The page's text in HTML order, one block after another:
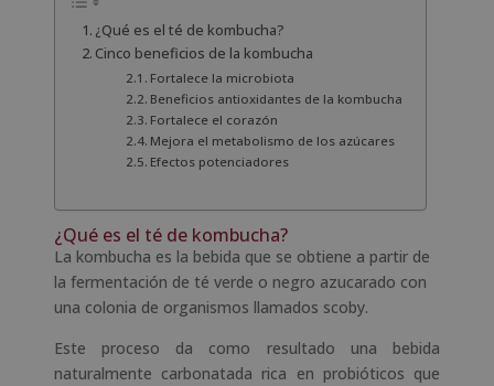
¿Qué es el té de kombucha?
Cinco beneficios de la kombucha
Fortalece la microbiota
Beneficios antioxidantes de la kombucha
Fortalece el corazón
Mejora el metabolismo de los azúcares
Efectos potenciadores
¿Qué es el té de kombucha?
La kombucha es la bebida que se obtiene a partir de
la fermentación de té verde o negro azucarado con
una colonia de organismos llamados scoby.
Este proceso da como resultado una bebida
naturalmente carbonatada rica en probióticos que